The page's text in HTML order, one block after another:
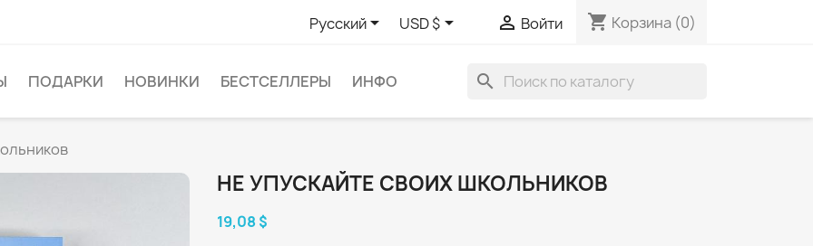
Русский USD $  Войти shopping_cart Корзина (0)
ПОДАРКИ НОВИНКИ БЕСТСЕЛЛЕРЫ ИНФО search
НЕ УПУСКАЙТЕ СВОИХ ШКОЛЬНИКОВ
19,08 $